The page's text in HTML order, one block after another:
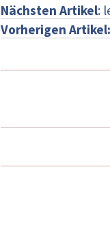
Nächsten Artikel:
Vorherigen